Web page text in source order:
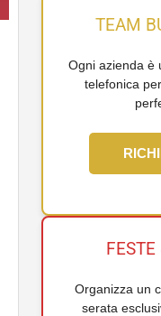
TEAM
Ogni azienda è
telefonica
Organizza un
serata